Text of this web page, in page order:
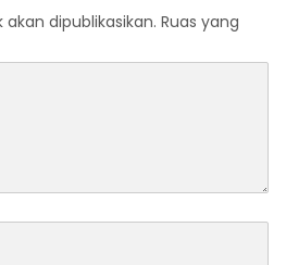
dipublikasikan. Ruas yang